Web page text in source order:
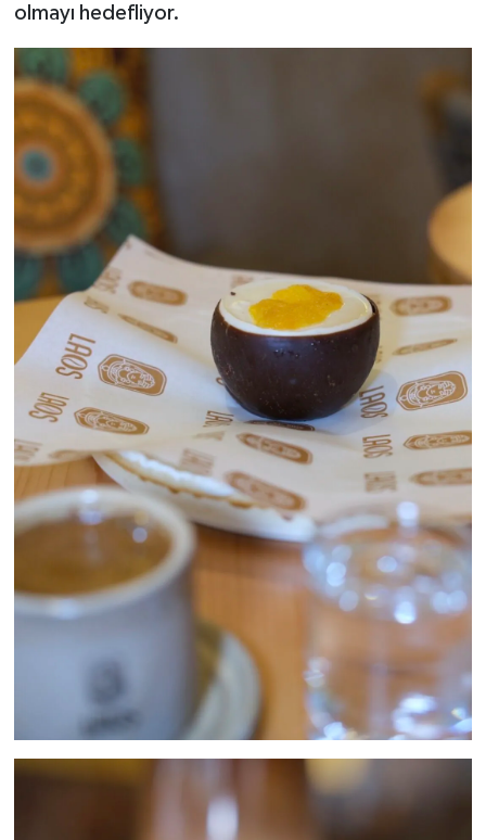
olmayı hedefliyor.